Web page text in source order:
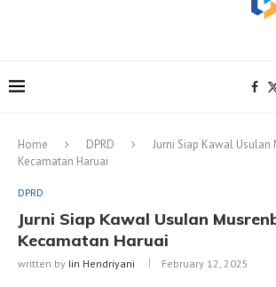
Home DPRD
Jurni Siap Kawal Usulan
Kecamatan Haruai
DPRD
Jurni Siap Kawal Usulan
Kecamatan Haruai
written by Iin Hendriyani February 12, 2025